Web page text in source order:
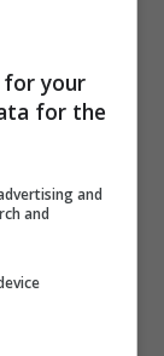
come
felini,
your
for the
and
and